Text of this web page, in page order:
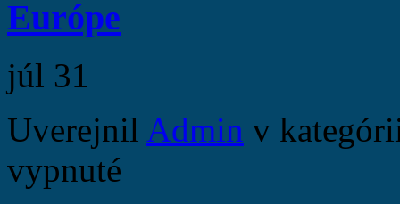
Európe
júl 31
Uverejnil Admin v
vypnuté